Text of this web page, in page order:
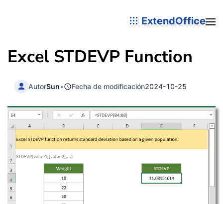
ExtendOffice
Excel STDEVP Function
AutorSun• Fecha de modificación2024-10-25